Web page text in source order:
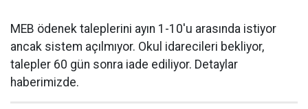
MEB ödenek taleplerini ayın 1-10'u arasında istiyor
ancak sistem açılmıyor. Okul idarecileri bekliyor,
talepler 60 gün sonra iade ediliyor. Detaylar
haberimizde.